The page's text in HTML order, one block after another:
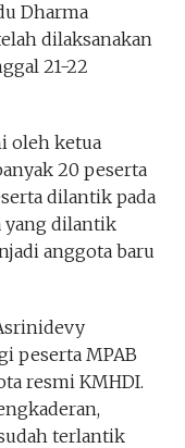
Dharma
dilaksanakan
21-22
oleh ketua
20 peserta
dilantik pada
yang dilantik
anggota baru
peserta MPAB
resmi KMHDI.
terlantik